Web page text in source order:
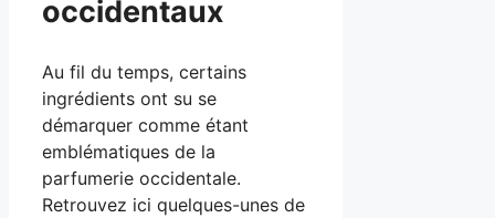
occidentaux
Au fil du temps, certains
ingrédients ont su se
démarquer comme étant
emblématiques de la
parfumerie occidentale.
Retrouvez ici quelques-unes de